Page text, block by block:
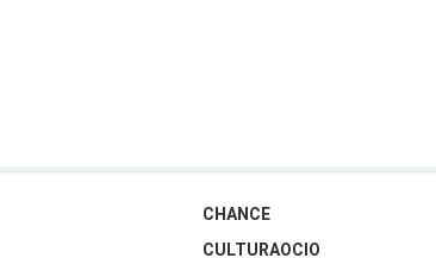
CHANCE
CULTURAOCIO